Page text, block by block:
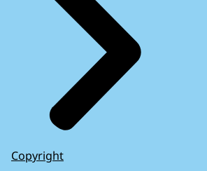
Copyright